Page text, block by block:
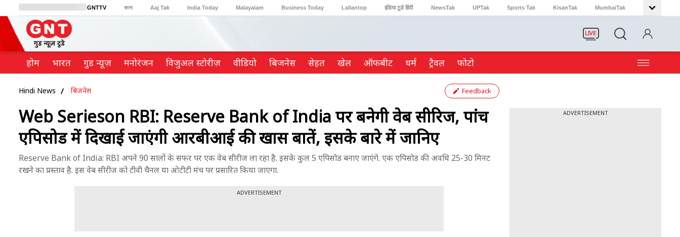
GNTTV বাংলা Aaj Tak India Today Malayalam Business Today Lallantop इंडिया टुडे हिंदी NewsTak UPTak Sports Tak KisanTak MumbaiTak
BT Bazaar Cosmopolitan
LIVE
होम भारत गुड न्यूज़ मनोरंजन विजुअल स्टोरीज़ वीडियो ब‍िजनेस सेहत खेल ऑफबीट धर्म ट्रैवल फोटो
Hindi News बिजनेस Feedback
Web Serieson RBI: Reserve Bank of India पर बनेगी वेब सीरिज, पांच
एपिसोड में दिखाई जाएंगी आरबीआई की खास बातें, इसके बारे में जानिए
Reserve Bank of India: RBI अपने 90 सालों के सफर पर एक वेब सीरीज ला रहा है. इसके कुल 5 एपिसोड बनाए जाएंगे. एक एपिसोड की अवधि 25-30 मिनट
रखने का प्रस्ताव है. इस वेब सीरीज को टीवी चैनल या ओटीटी मंच पर प्रसारित किया जाएगा.
ADVERTISEMENT
ADVERTISEMENT